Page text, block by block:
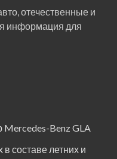
отечественные и
информация для
Benz GLA
в составе летних и